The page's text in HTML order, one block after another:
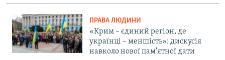
ПРАВА ЛЮДИНИ
«Крим – єдиний регіон, де
українці – меншість»: дискусія
навколо нової пам'ятної дати